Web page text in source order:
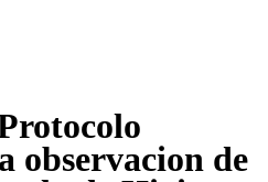
observacion de